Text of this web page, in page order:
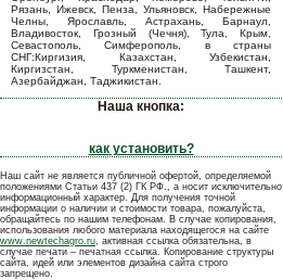
Рязань, Ижевск, Пенза, Ульяновск, Набережные
Челны, Ярославль, Астрахань, Барнаул,
Владивосток, Грозный (Чечня), Тула, Крым,
Севастополь, Симферополь, в страны
СНГ:Киргизия, Казахстан, Узбекистан,
Киргизстан, Туркменистан, Ташкент,
Азербайджан, Таджикистан.
Наша кнопка:
как установить?
Наш сайт не является публичной офертой, определяемой
положениями Статьи 437 (2) ГК РФ., а носит исключительно
информационный характер. Для получения точной
информации о наличии и стоимости товара, пожалуйста,
обращайтесь по нашим телефонам. В случае копирования,
использования любого материала находящегося на сайте
www.newtechagro.ru, активная ссылка обязательна, в
случае печати – печатная ссылка. Копирование структуры
сайта, идей или элементов дизайна сайта строго
запрещено.